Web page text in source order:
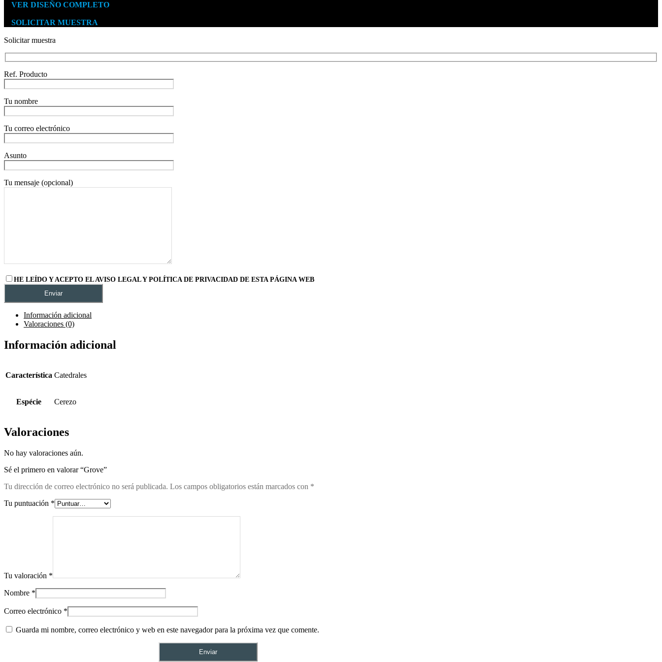
VER DISEÑO COMPLETO
SOLICITAR MUESTRA
Solicitar muestra
Ref. Producto
Tu nombre
Tu correo electrónico
Asunto
Tu mensaje (opcional)
HE LEÍDO Y ACEPTO EL AVISO LEGAL Y POLÍTICA DE PRIVACIDAD DE ESTA PÁGINA WEB
Información adicional
Valoraciones (0)
Información adicional
Característica Catedrales
Espécie Cerezo
Valoraciones
No hay valoraciones aún.
Sé el primero en valorar “Grove”
Tu dirección de correo electrónico no será publicada. Los campos obligatorios están marcados con *
Tu puntuación *
Tu valoración *
Nombre *
Correo electrónico *
Guarda mi nombre, correo electrónico y web en este navegador para la próxima vez que comente.